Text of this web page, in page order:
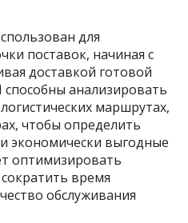
для
поставок, начиная с
доставкой готовой
анализировать
маршрутах,
чтобы определить
экономически выгодные
оптимизировать
время
обслуживания